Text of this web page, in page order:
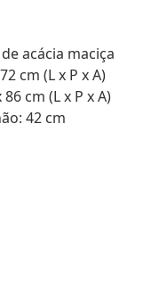
acácia maciça
cm (L x P x A)
cm (L x P x A)
42 cm